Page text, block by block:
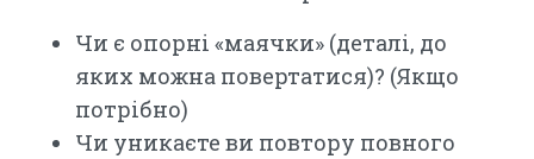
Чи є опорні «маячки» (деталі, до
яких можна повертатися)? (Якщо
потрібно)
Чи уникаєте ви повтору повного